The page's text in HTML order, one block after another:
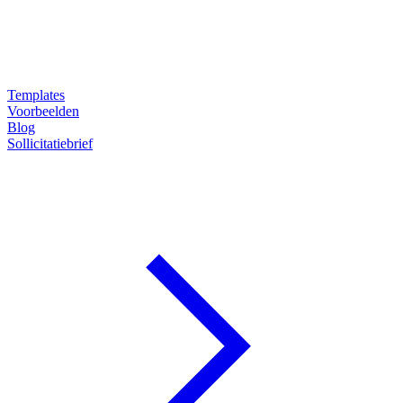
Templates
Voorbeelden
Blog
Sollicitatiebrief